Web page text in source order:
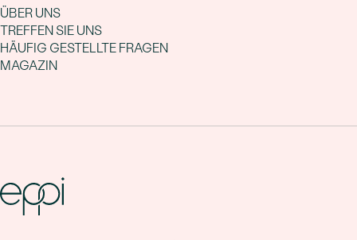
ÜBER UNS
TREFFEN SIE UNS
HÄUFIG GESTELLTE FRAGEN
MAGAZIN